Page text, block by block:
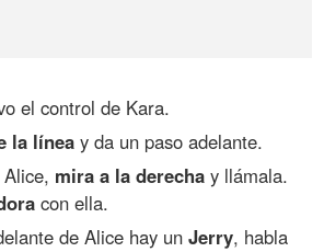
el control de Kara.
la línea y da un paso adelante.
mira a la derecha y llámala.
con ella.
de Alice hay unJerry, habla